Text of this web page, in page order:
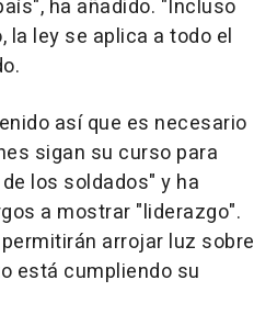
ha añadido. "Incluso
la ley se aplica a todo el
así que es necesario
sigan su curso para
los soldados" y ha
a mostrar "liderazgo".
arrojar luz sobre
está cumpliendo su